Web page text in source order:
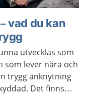
vad du kan
utvecklas som
som lever nära och
trygg anknytning
Det finns